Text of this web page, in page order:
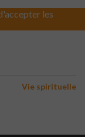
les
Vie spirituelle